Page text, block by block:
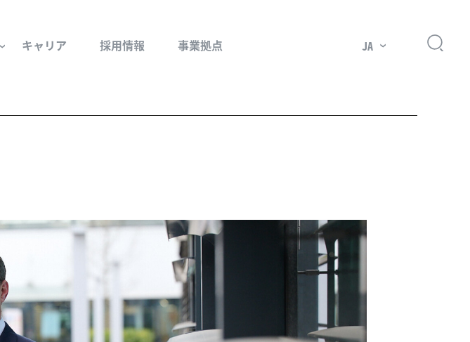
キャリア 採用情報 事業拠点 JA